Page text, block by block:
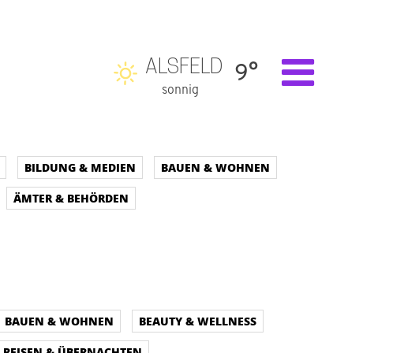
ALSFELD
sonnig
9°
BILDUNG & MEDIEN
BAUEN & WOHNEN
ÄMTER & BEHÖRDEN
BAUEN & WOHNEN
BEAUTY & WELLNESS